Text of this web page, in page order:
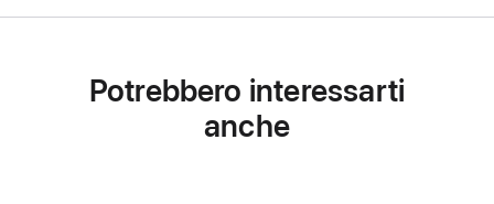
Potrebbero interessarti
anche